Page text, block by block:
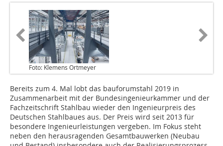
Foto: Klemens Ortmeyer
Bereits zum 4. Mal lobt das bauforumstahl 2019 in
Zusammenarbeit mit der Bundesingenieurkammer und der
Fachzeitschrift Stahlbau wieder den Ingenieurpreis des
Deutschen Stahlbaues aus. Der Preis wird seit 2013 für
besondere Ingenieurleistungen vergeben. Im Fokus steht
neben den herausragenden Gesamtbauwerken (Neubau